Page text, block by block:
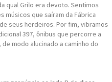
qual Grilo era devoto. Sentimos
músicos que saíram da Fábrica
seus herdeiros. Por fim, vibramos
397, ônibus que percorre a
modo alucinado a caminho do